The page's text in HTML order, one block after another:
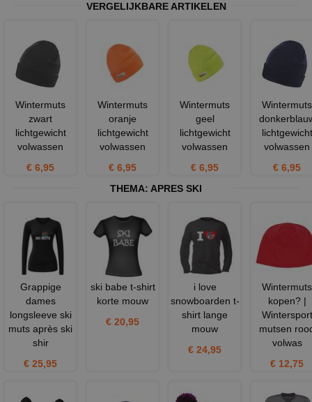
VERGELIJKBARE ARTIKELEN
Wintermuts
zwart
lichtgewicht
volwassen
€ 6,95
Wintermuts
oranje
lichtgewicht
volwassen
€ 6,95
Wintermuts
geel
lichtgewicht
volwassen
€ 6,95
Wintermuts
lichtgewicht
volwassen
€ 6,95
THEMA: APRES SKI
Grappige
dames
longsleeve ski
muts après ski
shir
€ 25,95
ski babe t-shirt
korte mouw
€ 20,95
i love
snowboarden t-
shirt lange
mouw
€ 24,95
Wintermuts
kopen? |
Wintersport
mutsen
volwas
€ 12,75